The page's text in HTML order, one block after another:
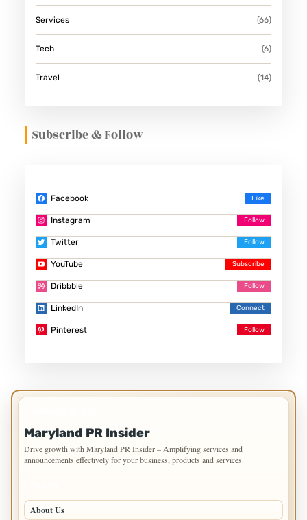
Services (66)
Tech (6)
Travel (14)
Subscribe & Follow
Facebook
Instagram
Twitter
YouTube
Dribbble
LinkedIn
Pinterest
Maryland PR Insider
Drive growth with Maryland PR Insider – Amplifying services and
announcements effectively for your business, products and services.
About Us